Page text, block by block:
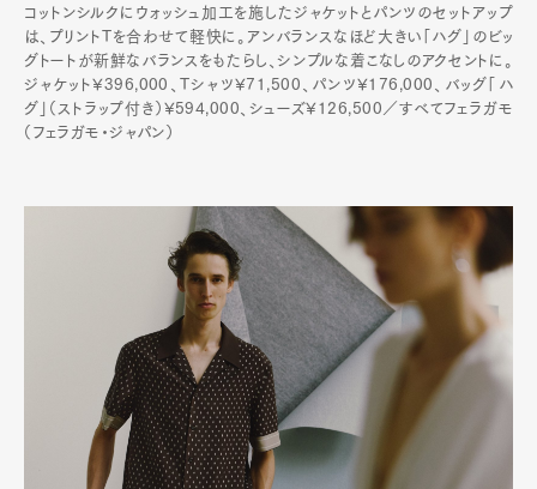
コットンシルクにウォッシュ加工を施したジャケットとパンツのセットアップ
は、プリントTを合わせて軽快に。アンバランスなほど大きい「ハグ」のビッ
グトートが新鮮なバランスをもたらし、シンプルな着こなしのアクセントに。
ジャケット¥396,000、Tシャツ¥71,500、パンツ¥176,000、バッグ「ハ
グ」（ストラップ付き）¥594,000、シューズ¥126,500／すべてフェラガモ
（フェラガモ・ジャパン）